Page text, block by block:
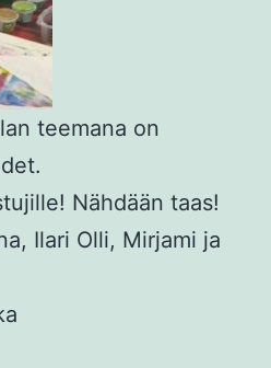
teemana on
Nähdään taas!
Ilari Olli, Mirjami ja